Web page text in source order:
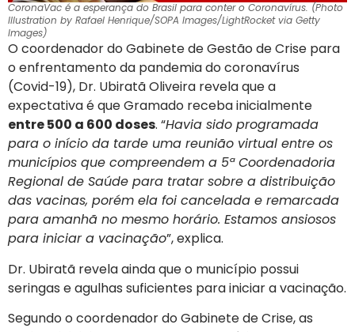
CoronaVac é a esperança do Brasil para conter o Coronavírus. (Photo
Illustration by Rafael Henrique/SOPA Images/LightRocket via Getty
Images)
O coordenador do Gabinete de Gestão de Crise para
o enfrentamento da pandemia do coronavírus
(Covid-19), Dr. Ubiratã Oliveira revela que a
expectativa é que Gramado receba inicialmente
entre 500 a 600 doses. “Havia sido programada
para o início da tarde uma reunião virtual entre os
municípios que compreendem a 5ª Coordenadoria
Regional de Saúde para tratar sobre a distribuição
das vacinas, porém ela foi cancelada e remarcada
para amanhã no mesmo horário. Estamos ansiosos
para iniciar a vacinação”, explica.
Dr. Ubiratã revela ainda que o município possui
seringas e agulhas suficientes para iniciar a vacinação.
Segundo o coordenador do Gabinete de Crise, as